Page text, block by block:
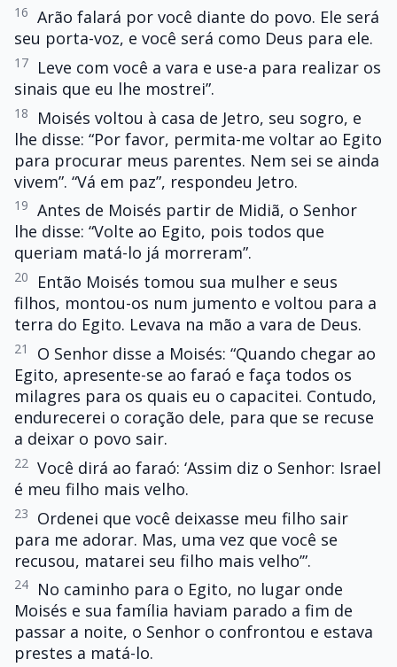
16 Arão falará por você diante do povo. Ele será
seu porta-voz, e você será como Deus para ele.
17
Leve com você a vara e use-a para realizar os
sinais que eu lhe mostrei”.
18
Moisés voltou à casa de Jetro, seu sogro, e
lhe disse: “Por favor, permita-me voltar ao Egito
para procurar meus parentes. Nem sei se ainda
vivem”. “Vá em paz”, respondeu Jetro.
19 Antes de Moisés partir de Midiã, o Senhor
lhe disse: “Volte ao Egito, pois todos que
queriam matá-lo já morreram”.
20
Então Moisés tomou sua mulher e seus
filhos, montou-os num jumento e voltou para a
terra do Egito. Levava na mão a vara de Deus.
21
O Senhor disse a Moisés: “Quando chegar ao
Egito, apresente-se ao faraó e faça todos os
milagres para os quais eu o capacitei. Contudo,
endurecerei o coração dele, para que se recuse
a deixar o povo sair.
22 Você dirá ao faraó: ‘Assim diz o Senhor: Israel
é meu filho mais velho.
23
Ordenei que você deixasse meu filho sair
para me adorar. Mas, uma vez que você se
recusou, matarei seu filho mais velho’”.
24
No caminho para o Egito, no lugar onde
Moisés e sua família haviam parado a fim de
passar a noite, o Senhor o confrontou e estava
prestes a matá-lo.